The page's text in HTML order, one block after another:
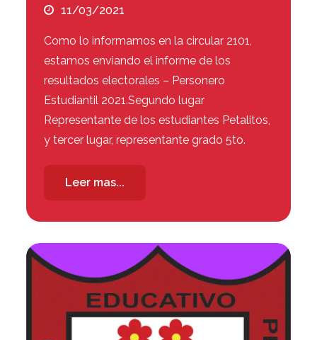
11/03/2021
Como lo informamos en la circular 2101,
estamos enviando el informe de los
resultados electorales – Personero
Estudiantil 2021.Segundo lugar
Representante de los estudiantes Petalitos,
y tercer lugar, representante grado 5to.
Leer mas...